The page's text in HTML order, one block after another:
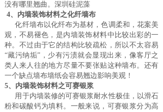
没有哪里翘曲。深圳硅泥藻
4、内墙装饰材料之化纤墙布
化纤墙布以化纤布为基材，色调柔和，花案美
观，不易褪色，是内墙装饰材料中比较出彩的一
种。不过由于它的结构比较疏松，所以不太容易
“藏污纳垢”，少有污渍就会显现出来，像客厅之
类人来人往的地方尽量不要张贴这种墙布。还有
一个缺点墙布墙纸会容易翘边影响美观！
5、内墙装饰材料之可赛银浆
用于内墙装修的可赛银浆耐水性极佳，以滑石
粉和碳酸钙为填料。一般来说，可赛银浆分为高